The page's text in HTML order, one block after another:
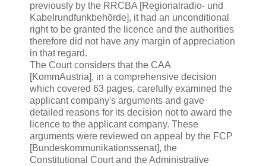
previously by the RRCBA [Regionalradio- und
Kabelrundfunkbehörde], it had an unconditional
right to be granted the licence and the authorities
therefore did not have any margin of appreciation
in that regard.
The Court considers that the CAA
[KommAustria], in a comprehensive decision
which covered 63 pages, carefully examined the
applicant company's arguments and gave
detailed reasons for its decision not to award the
licence to the applicant company. These
arguments were reviewed on appeal by the FCP
[Bundeskommunikationssenat], the
Constitutional Court and the Administrative